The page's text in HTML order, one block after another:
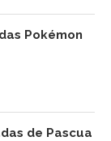
Pokémon
de Pascua